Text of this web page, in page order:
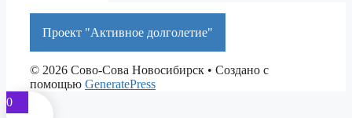
Проект "Активное долголетие"
© 2026 Сово-Сова Новосибирск • Создано с
помощью GeneratePress
0